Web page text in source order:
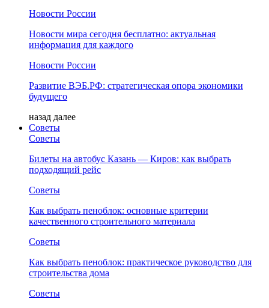
Новости России
Новости мира сегодня бесплатно: актуальная
информация для каждого
Новости России
Развитие ВЭБ.РФ: стратегическая опора экономики
будущего
назад далее
Советы
Советы
Билеты на автобус Казань — Киров: как выбрать
подходящий рейс
Советы
Как выбрать пеноблок: основные критерии
качественного строительного материала
Советы
Как выбрать пеноблок: практическое руководство для
строительства дома
Советы